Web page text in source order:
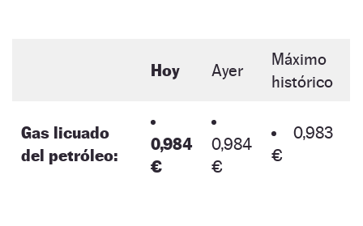
Hoy Ayer
Máximo
histórico
Gas licuado
del petróleo:
0,984
€
0,984
€
0,983
€